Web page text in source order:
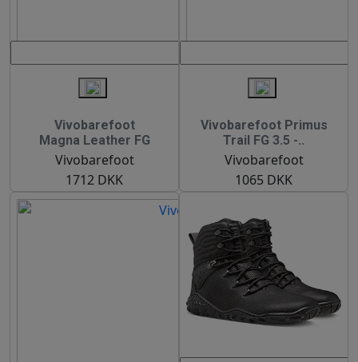
Vivobarefoot
Magna Leather FG
Vivobarefoot
1712 DKK
Vivobarefoot Primus
Trail FG 3.5 -..
Vivobarefoot
1065 DKK